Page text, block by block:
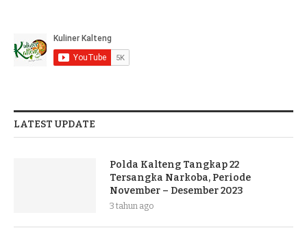
LATEST UPDATE
Polda Kalteng Tangkap 22
Tersangka Narkoba, Periode
November – Desember 2023
3 tahun ago